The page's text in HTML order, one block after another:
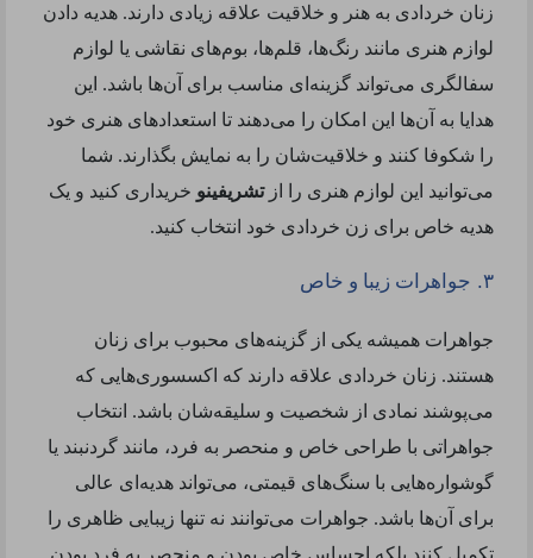
زنان خردادی به هنر و خلاقیت علاقه زیادی دارند. هدیه دادن
لوازم هنری مانند رنگ‌ها، قلم‌ها، بوم‌های نقاشی یا لوازم
سفالگری می‌تواند گزینه‌ای مناسب برای آن‌ها باشد. این
هدایا به آن‌ها این امکان را می‌دهند تا استعدادهای هنری خود
را شکوفا کنند و خلاقیت‌شان را به نمایش بگذارند. شما
می‌توانید این لوازم هنری را ازتشریفینو خریداری کنید و یک
هدیه خاص برای زن خردادی خود انتخاب کنید.
۳. جواهرات زیبا و خاص
جواهرات همیشه یکی از گزینه‌های محبوب برای زنان
هستند. زنان خردادی علاقه دارند که اکسسوری‌هایی که
می‌پوشند نمادی از شخصیت و سلیقه‌شان باشد. انتخاب
جواهراتی با طراحی خاص و منحصر به فرد، مانند گردنبند یا
گوشواره‌هایی با سنگ‌های قیمتی، می‌تواند هدیه‌ای عالی
برای آن‌ها باشد. جواهرات می‌توانند نه تنها زیبایی ظاهری را
تکمیل کنند بلکه احساس خاص بودن و منحصر به فرد بودن